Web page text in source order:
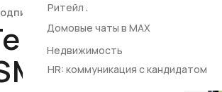
каналы
Ритейл и e-commerce
Домовые чаты в MAX
Недвижимость
HR: коммуникация с кандидатом